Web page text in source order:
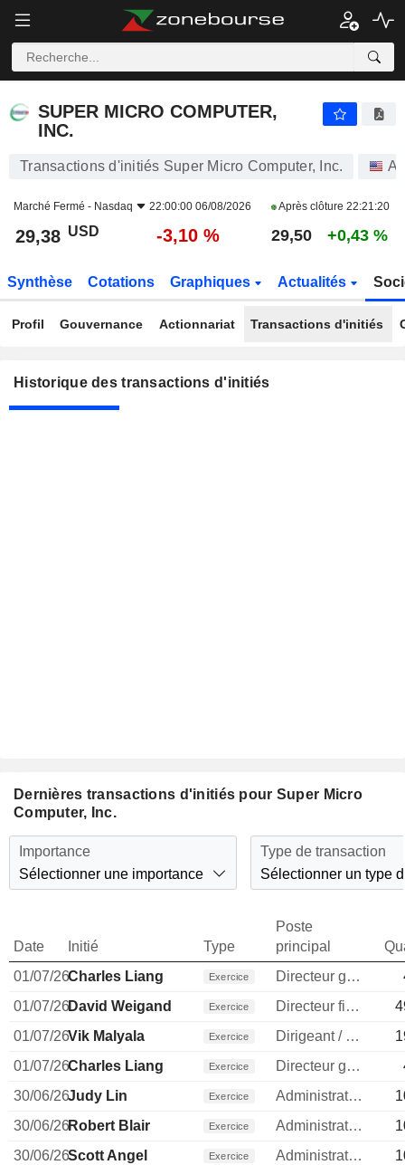
SUPER MICRO COMPUTER, INC.
SUPER MICRO COMPUTER,
INC.
Transactions d'initiés Super Micro Computer, Inc.
Marché Fermé - Nasdaq 22:00:00 06/08/2026 Après clôture 22:21:20
29,38 USD -3,10 % 29,50 +0,43 %
Synthèse Cotations Graphiques Actualités
Profil Gouvernance Actionnariat Transactions d'initiés
Historique des transactions d'initiés
Dernières transactions d'initiés pour Super Micro
Computer, Inc.
Importance
Sélectionner une importance
Type de transaction
Sélectionner un type
Date Initié Type
Poste
principal
01/07/26Charles Liang Exercice Directeur general
01/07/26David Weigand Exercice Directeur financier
01/07/26Vik Malyala Exercice Dirigeant / cadre principal
01/07/26Charles Liang Exercice Directeur general
30/06/26Judy Lin Exercice Administrateur
30/06/26Robert Blair Exercice Administrateur
30/06/26Scott Angel Exercice Administrateur